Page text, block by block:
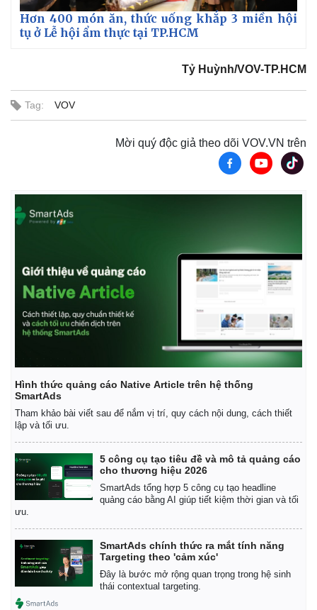
Thể thao
Bóng đá
Hậu trường
Ô tô - Xe máy
Xe máy
Hơn 400 món ăn, thức uống khắp 3 miền hội
tụ ở Lễ hội ẩm thực tại TP.HCM
Tỷ Huỳnh/VOV-TP.HCM
Tag: VOV
Mời quý độc giả theo dõi VOV.VN trên
Hình thức quảng cáo Native Article trên hệ thống
SmartAds
Tham khảo bài viết sau để nắm vị trí, quy cách nội dung, cách thiết
lập và tối ưu.
5 công cụ tạo tiêu đề và mô tả quảng cáo
cho thương hiệu 2026
SmartAds tổng hợp 5 công cụ tạo headline
quảng cáo bằng AI giúp tiết kiệm thời gian và tối
ưu.
SmartAds chính thức ra mắt tính năng
Targeting theo 'cảm xúc'
Đây là bước mở rộng quan trọng trong hệ sinh
thái contextual targeting.